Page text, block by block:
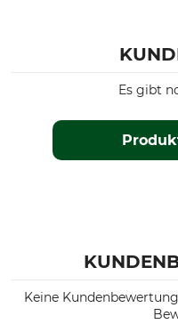
Es gibt
Keine